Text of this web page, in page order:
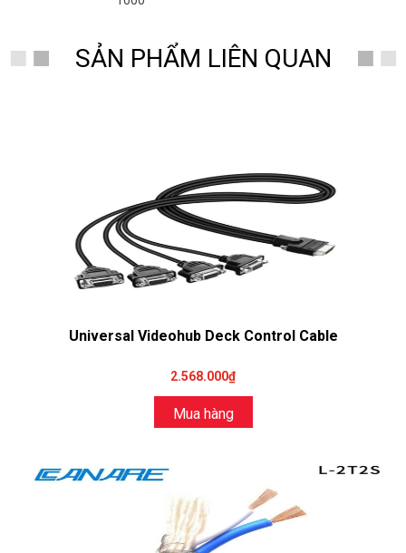
SẢN PHẨM LIÊN QUAN
Universal Videohub Deck Control Cable
2.568.000₫
Mua hàng